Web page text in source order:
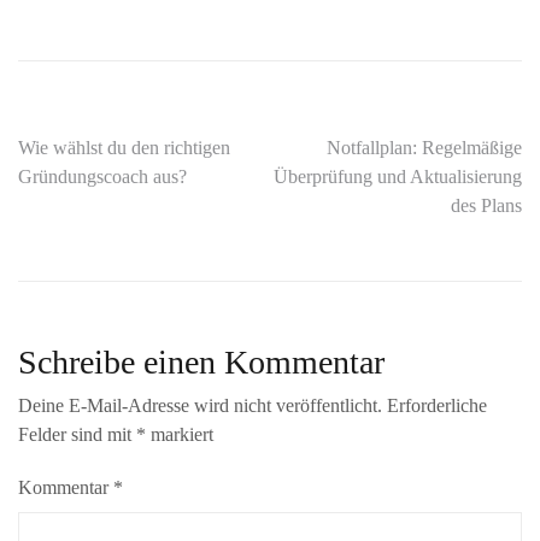
Beitragsnavigation
Wie wählst du den richtigen
Gründungscoach aus?
Notfallplan: Regelmäßige
Überprüfung und Aktualisierung
des Plans
Schreibe einen Kommentar
Deine E-Mail-Adresse wird nicht veröffentlicht. Erforderliche
Felder sind mit * markiert
Kommentar *